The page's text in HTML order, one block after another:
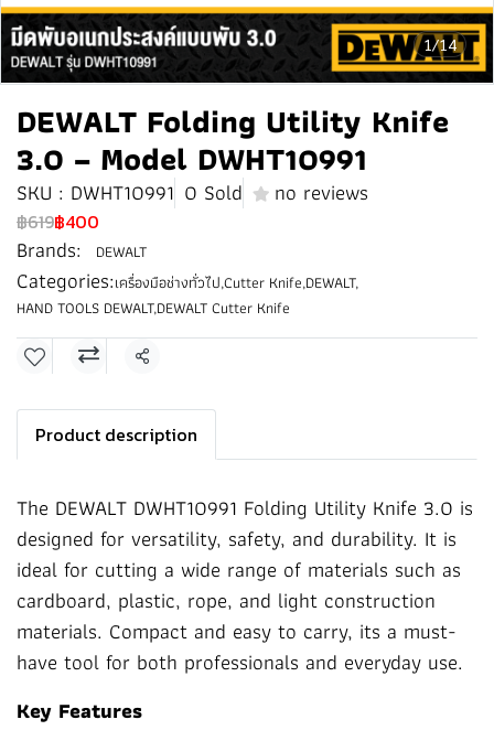
1/14
DEWALT Folding Utility Knife
3.0 – Model DWHT10991
SKU : DWHT10991 0 Sold no reviews
฿619฿400
Brands: DEWALT
Categories:เครื่องมือช่างทั่วไป,Cutter Knife,DEWALT,
HAND TOOLS DEWALT,DEWALT Cutter Knife
Share
Product description
The DEWALT DWHT10991 Folding Utility Knife 3.0 is
designed for versatility, safety, and durability. It is
ideal for cutting a wide range of materials such as
cardboard, plastic, rope, and light construction
materials. Compact and easy to carry, its a must-
have tool for both professionals and everyday use.
Key Features